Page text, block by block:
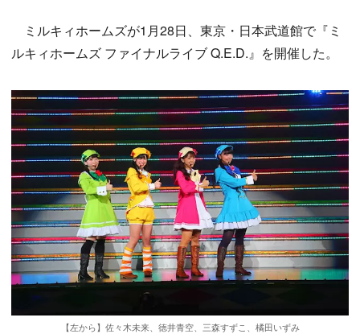
ミルキィホームズが1月28日、東京・日本武道館で『ミ
ルキィホームズ ファイナルライブ Q.E.D.』を開催した。
【左から】佐々木未来、徳井青空、三森すずこ、橘田いずみ